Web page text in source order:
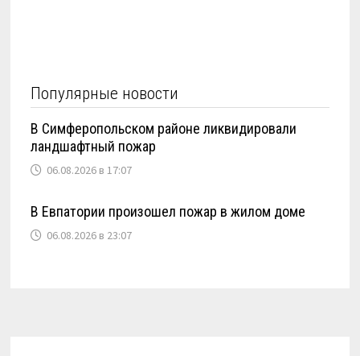
Популярные новости
В Симферопольском районе ликвидировали
ландшафтный пожар
06.08.2026 в 17:07
В Евпатории произошел пожар в жилом доме
06.08.2026 в 23:07